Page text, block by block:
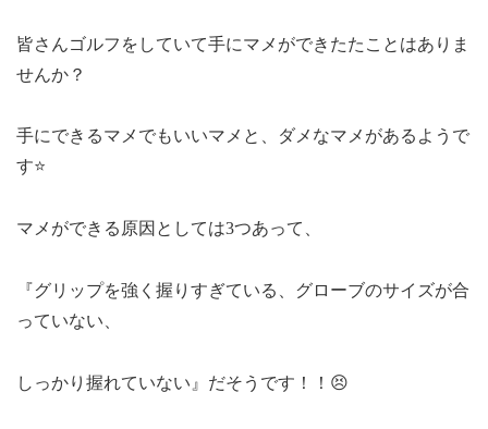
皆さんゴルフをしていて手にマメができたたことはありま
せんか？
手にできるマメでもいいマメと、ダメなマメがあるようで
す⭐
マメができる原因としては3つあって、
『グリップを強く握りすぎている、グローブのサイズが合
っていない、
しっかり握れていない』だそうです！！😣